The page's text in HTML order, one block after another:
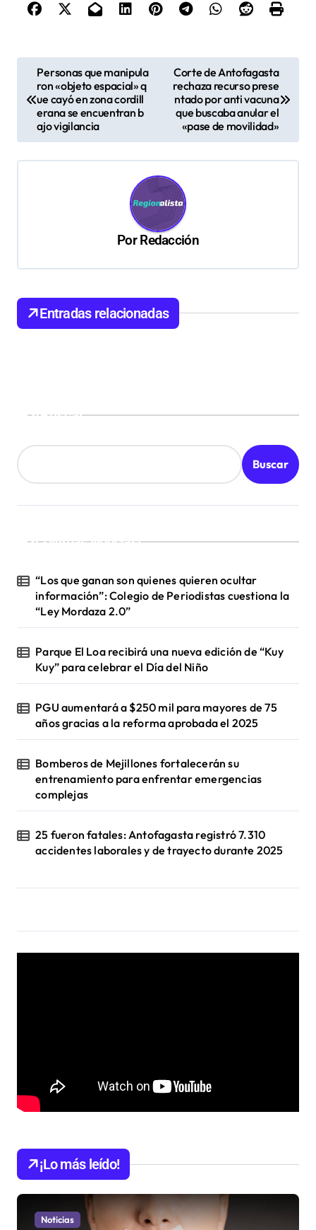
e
g
d
e
d
s
Personas que manipula
ron «objeto espacial» q
ue cayó en zona cordill
erana se encuentran b
ajo vigilancia
Corte de Antofagasta
rechaza recurso prese
ntado por anti vacuna
que buscaba anular el
«pase de movilidad»
PorRedacción
Entradas relacionadas
Buscar
Buscar
¡Ultimas Noticias!
“Los que ganan son quienes quieren ocultar
información”: Colegio de Periodistas cuestiona la
“Ley Mordaza 2.0”
Parque El Loa recibirá una nueva edición de “Kuy
Kuy” para celebrar el Día del Niño
PGU aumentará a $250 mil para mayores de 75
años gracias a la reforma aprobada el 2025
Bomberos de Mejillones fortalecerán su
entrenamiento para enfrentar emergencias
complejas
25 fueron fatales: Antofagasta registró 7.310
accidentes laborales y de trayecto durante 2025
¡Lo más leído!
Noticias